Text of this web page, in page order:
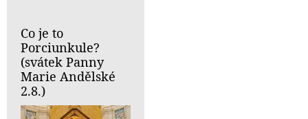
Co je to
Porciunkule?
(svátek Panny
Marie Andělské
2.8.)